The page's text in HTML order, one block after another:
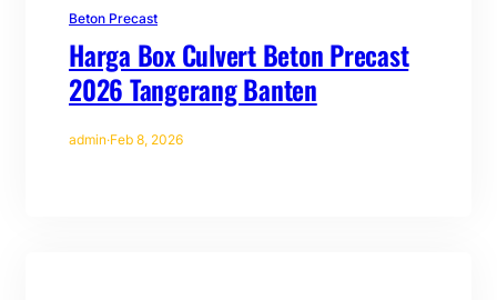
Beton Precast
Harga Box Culvert Beton Precast
2026 Tangerang Banten
admin·Feb 8, 2026